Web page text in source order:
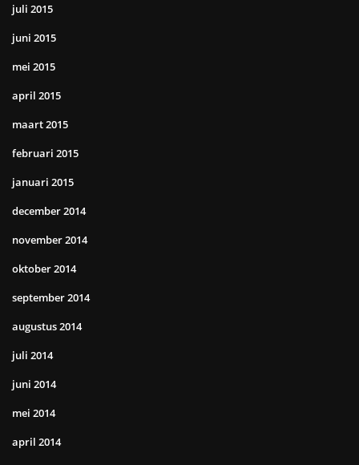
juli 2015
juni 2015
mei 2015
april 2015
maart 2015
februari 2015
januari 2015
december 2014
november 2014
oktober 2014
september 2014
augustus 2014
juli 2014
juni 2014
mei 2014
april 2014